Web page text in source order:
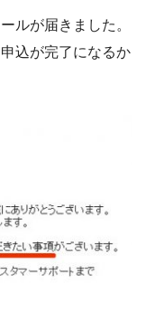
ルが届きました。
込が完了になるか